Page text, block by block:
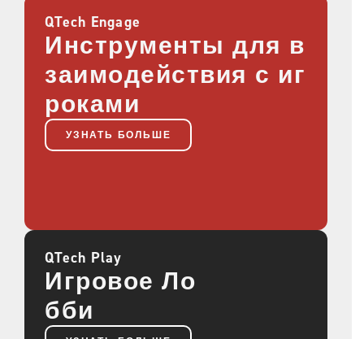
QTech Engage
Инструменты для в
заимодействия с иг
роками
УЗНАТЬ БОЛЬШЕ
QTech Play
Игровое Ло
бби